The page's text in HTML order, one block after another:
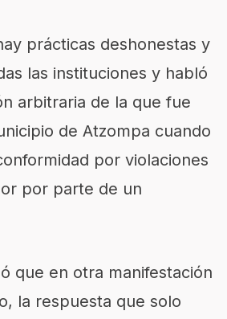
prácticas deshonestas y
las instituciones y habló
arbitraria de la que fue
de Atzompa cuando
por violaciones
por parte de un
que en otra manifestación
la respuesta que solo